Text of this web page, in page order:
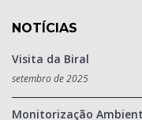
NOTÍCIAS
Visita da Biral
setembro de 2025
Monitorização